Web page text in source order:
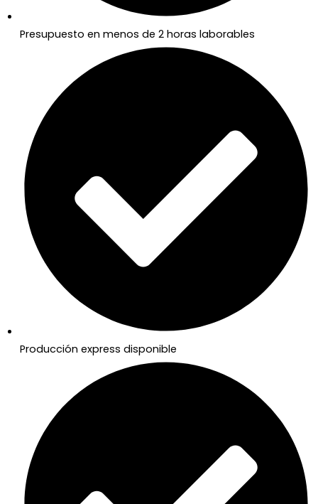
Presupuesto en menos de 2 horas laborables
Producción express disponible